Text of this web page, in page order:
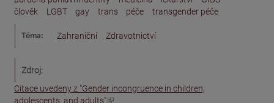
člověk
LGBT gay trans péče transgender péče
Téma: Zahraniční Zdravotnictví
Zdroj:
Citace uvedeny z "Gender incongruence in children,
adolescents, and adults"
(odkaz je externí)